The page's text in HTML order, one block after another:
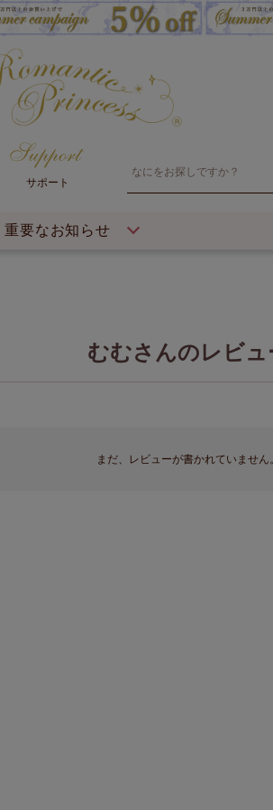
サポート
重要なお知らせ
むむさんのレビュ
まだ、レビューが書かれていません